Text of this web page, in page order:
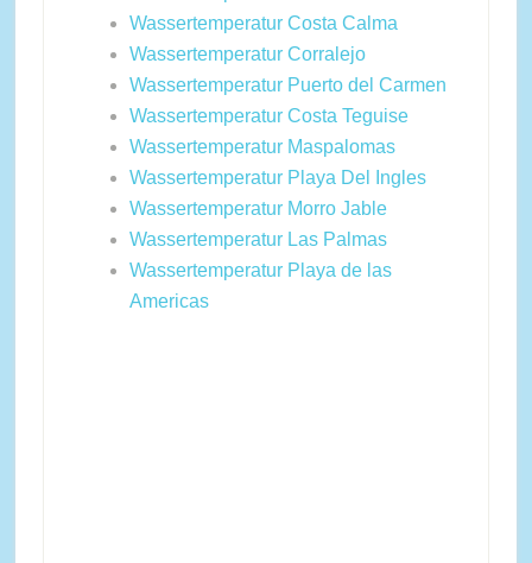
Wassertemperatur Costa Calma
Wassertemperatur Corralejo
Wassertemperatur Puerto del Carmen
Wassertemperatur Costa Teguise
Wassertemperatur Maspalomas
Wassertemperatur Playa Del Ingles
Wassertemperatur Morro Jable
Wassertemperatur Las Palmas
Wassertemperatur Playa de las
Americas